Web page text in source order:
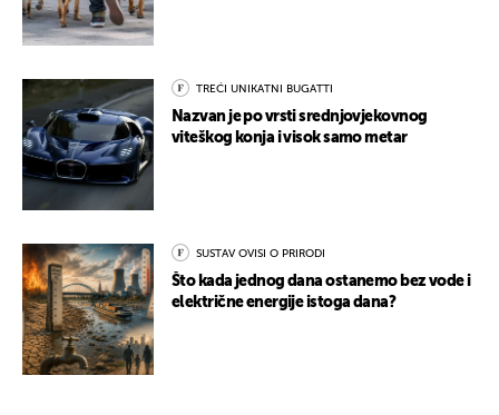
TREĆI UNIKATNI BUGATTI
Nazvan je po vrsti srednjovjekovnog
viteškog konja i visok samo metar
SUSTAV OVISI O PRIRODI
Što kada jednog dana ostanemo bez vode i
električne energije istoga dana?